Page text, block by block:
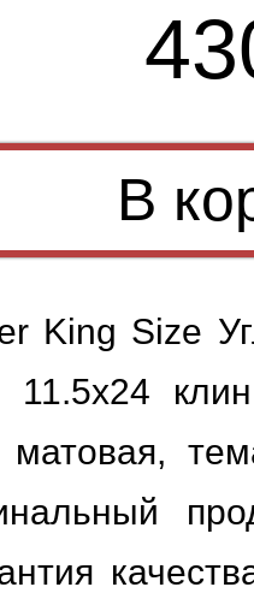
King Size
матовая,